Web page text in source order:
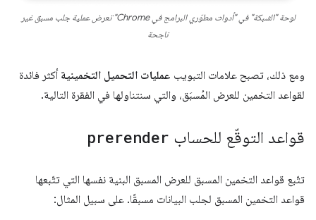
لوحة "الشبكة" في "أدوات مطوّري البرامج في Chrome" تعرض عملية جلب مسبق غير
ناجحة
ومع ذلك، تصبح علامات التبويب عمليات التحميل التخمينية أكثر فائدة
لقواعد التخمين للعرض المُسبَق، والتي سنتناولها في الفقرة التالية.
قواعد التوقّع للحساب prerender
تتّبع قواعد التخمين المسبق للعرض المسبق البنية نفسها التي تتّبعها
قواعد التخمين المسبق لجلب البيانات مسبقًا. على سبيل المثال: